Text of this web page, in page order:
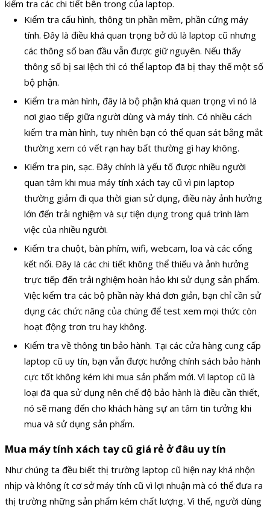
kiểm tra các chi tiết bên trong của laptop.
Kiểm tra cấu hình, thông tin phần mềm, phần cứng máy
tính. Đây là điều khá quan trọng bở dù là laptop cũ nhưng
các thông số ban đầu vẫn được giữ nguyên. Nếu thấy
thông số bị sai lệch thì có thể laptop đã bị thay thế một số
bộ phận.
Kiểm tra màn hình, đây là bộ phận khá quan trọng vì nó là
nơi giao tiếp giữa người dùng và máy tính. Có nhiều cách
kiểm tra màn hình, tuy nhiên bạn có thể quan sát bằng mắt
thường xem có vết rạn hay bất thường gì hay không.
Kiểm tra pin, sạc. Đây chính là yếu tố được nhiều người
quan tâm khi mua máy tính xách tay cũ vì pin laptop
thường giảm đi qua thời gian sử dụng, điều này ảnh hưởng
lớn đến trải nghiệm và sự tiện dụng trong quá trình làm
việc của nhiều người.
Kiểm tra chuột, bàn phím, wifi, webcam, loa và các cổng
kết nối. Đây là các chi tiết không thể thiếu và ảnh hưởng
trực tiếp đến trải nghiệm hoàn hảo khi sử dụng sản phẩm.
Việc kiểm tra các bộ phần này khá đơn giản, bạn chỉ cần sử
dụng các chức năng của chúng để test xem mọi thức còn
hoạt động trơn tru hay không.
Kiểm tra về thông tin bảo hành. Tại các cửa hàng cung cấp
laptop cũ uy tín, bạn vẫn được hưởng chính sách bảo hành
cực tốt không kém khi mua sản phẩm mới. Vì laptop cũ là
loại đã qua sử dụng nên chế độ bảo hành là điều cần thiết,
nó sẽ mang đến cho khách hàng sự an tâm tin tưởng khi
mua và sử dụng sản phẩm.
Mua máy tính xách tay cũ giá rẻ ở đâu uy tín
Như chúng ta đều biết thị trường laptop cũ hiện nay khá nhộn
nhịp và không ít cơ sở máy tính cũ vì lợi nhuận mà có thể đưa ra
thị trường những sản phẩm kém chất lượng. Vì thế, người dùng